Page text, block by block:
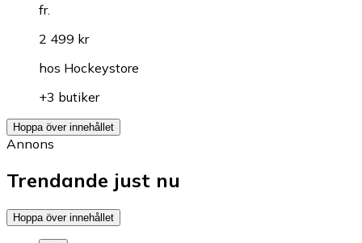
fr.
2 499 kr
hos Hockeystore
+3 butiker
Hoppa över innehållet
Annons
Trendande just nu
Hoppa över innehållet